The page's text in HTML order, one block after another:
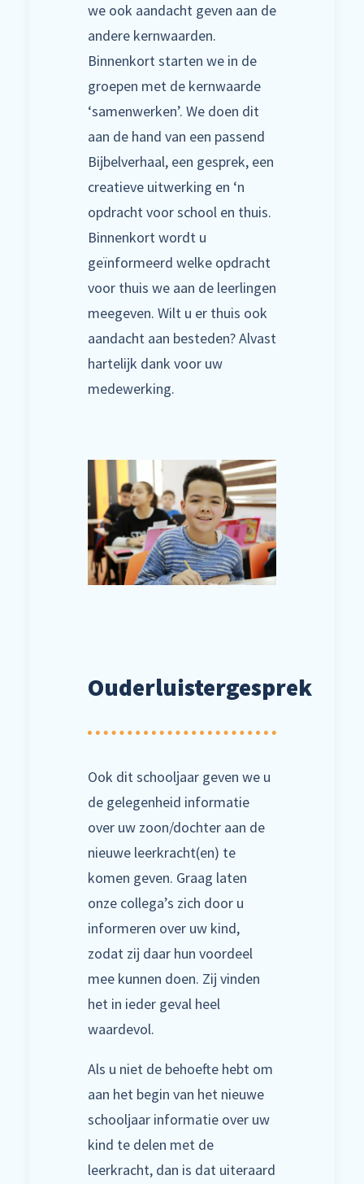
we ook aandacht geven aan de
andere kernwaarden.
Binnenkort starten we in de
groepen met de kernwaarde
‘samenwerken’. We doen dit
aan de hand van een passend
Bijbelverhaal, een gesprek, een
creatieve uitwerking en ‘n
opdracht voor school en thuis.
Binnenkort wordt u
geïnformeerd welke opdracht
voor thuis we aan de leerlingen
meegeven. Wilt u er thuis ook
aandacht aan besteden? Alvast
hartelijk dank voor uw
medewerking.
Ouderluistergesprek
Ook dit schooljaar geven we u
de gelegenheid informatie
over uw zoon/dochter aan de
nieuwe leerkracht(en) te
komen geven. Graag laten
onze collega’s zich door u
informeren over uw kind,
zodat zij daar hun voordeel
mee kunnen doen. Zij vinden
het in ieder geval heel
waardevol.
Als u niet de behoefte hebt om
aan het begin van het nieuwe
schooljaar informatie over uw
kind te delen met de
leerkracht, dan is dat uiteraard